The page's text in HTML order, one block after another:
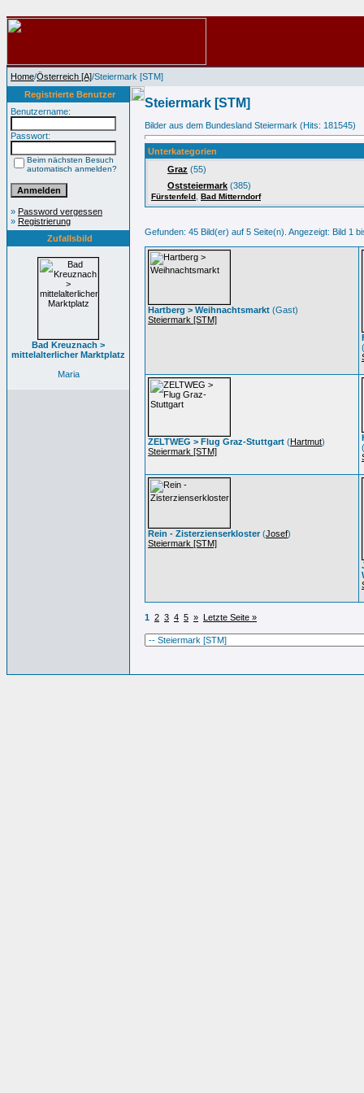
Home/Österreich [A]/Steiermark [STM]
Registrierte Benutzer
Benutzername:
Passwort:
Beim nächsten Besuch
automatisch anmelden?
» Password vergessen
» Registrierung
Zufallsbild
Bad Kreuznach >
mittelalterlicher Marktplatz
Maria
Steiermark [STM]
Bilder aus dem Bundesland Steiermark (Hits: 181545)
Unterkategorien
Graz (55)
Oststeiermark (385)
Fürstenfeld Bad Mitterndorf
Gefunden: 45 Bild(er) auf 5 Seite(n). Angezeigt: Bild 1
Hartberg > Weihnachtsmarkt (Gast)
Steiermark [STM]
(
ZELTWEG > Flug Graz-Stuttgart (Hartmut)
Steiermark [STM]
(
Rein - Zisterzienserkloster(Josef)
Steiermark [STM]
1 2 3 4 5 » Letzte Seite »